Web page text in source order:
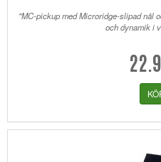
"MC-pickup med Microridge-slipad nål
och dynamik i